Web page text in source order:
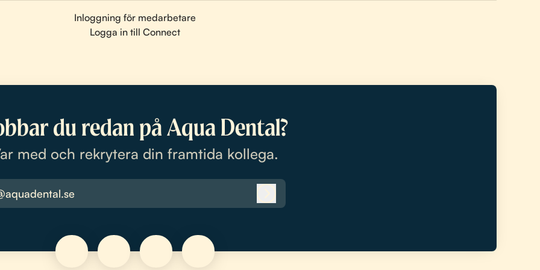
Inloggning för medarbetare
Logga in till Connect
du redan på Aqua Dental?
med och rekrytera din framtida kollega.